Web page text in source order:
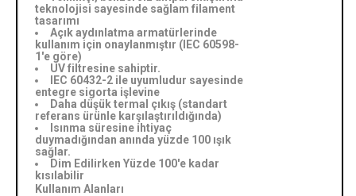
teknolojisi sayesinde sağlam filament
tasarımı
Açık aydınlatma armatürlerinde
kullanım için onaylanmıştır (IEC 60598-
1'e göre)
UV filtresine sahiptir.
IEC 60432-2 ile uyumludur sayesinde
entegre sigorta işlevine
Daha düşük termal çıkış (standart
referans ürünle karşılaştırıldığında)
Isınma süresine ihtiyaç
duymadığından anında yüzde 100 ışık
sağlar.
Dim Edilirken Yüzde 100'e kadar
kısılabilir
Kullanım Alanları